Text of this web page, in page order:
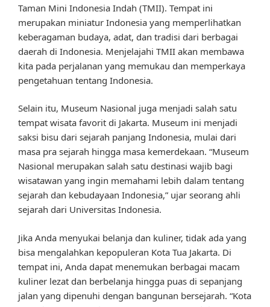
Taman Mini Indonesia Indah (TMII). Tempat ini
merupakan miniatur Indonesia yang memperlihatkan
keberagaman budaya, adat, dan tradisi dari berbagai
daerah di Indonesia. Menjelajahi TMII akan membawa
kita pada perjalanan yang memukau dan memperkaya
pengetahuan tentang Indonesia.
Selain itu, Museum Nasional juga menjadi salah satu
tempat wisata favorit di Jakarta. Museum ini menjadi
saksi bisu dari sejarah panjang Indonesia, mulai dari
masa pra sejarah hingga masa kemerdekaan. “Museum
Nasional merupakan salah satu destinasi wajib bagi
wisatawan yang ingin memahami lebih dalam tentang
sejarah dan kebudayaan Indonesia,” ujar seorang ahli
sejarah dari Universitas Indonesia.
Jika Anda menyukai belanja dan kuliner, tidak ada yang
bisa mengalahkan kepopuleran Kota Tua Jakarta. Di
tempat ini, Anda dapat menemukan berbagai macam
kuliner lezat dan berbelanja hingga puas di sepanjang
jalan yang dipenuhi dengan bangunan bersejarah. “Kota